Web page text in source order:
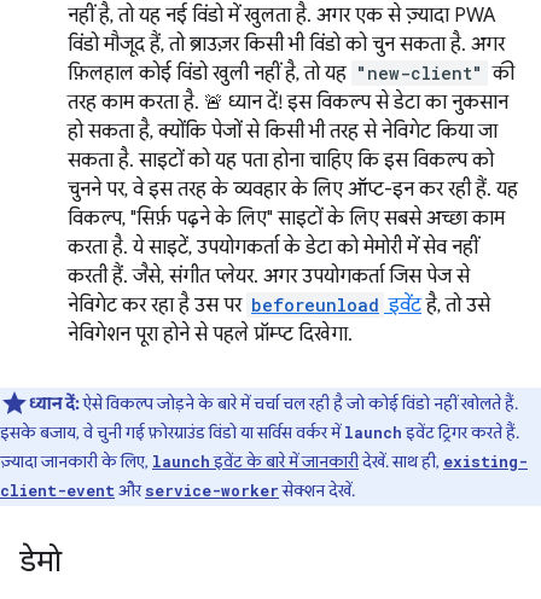
नहीं है, तो यह नई विंडो में खुलता है. अगर एक से ज़्यादा PWA
विंडो मौजूद हैं, तो ब्राउज़र किसी भी विंडो को चुन सकता है. अगर
फ़िलहाल कोई विंडो खुली नहीं है, तो यह "new-client" की
तरह काम करता है. 🚨 ध्यान दें! इस विकल्प से डेटा का नुकसान
हो सकता है, क्योंकि पेजों से किसी भी तरह से नेविगेट किया जा
सकता है. साइटों को यह पता होना चाहिए कि इस विकल्प को
चुनने पर, वे इस तरह के व्यवहार के लिए ऑप्ट-इन कर रही हैं. यह
विकल्प, "सिर्फ़ पढ़ने के लिए" साइटों के लिए सबसे अच्छा काम
करता है. ये साइटें, उपयोगकर्ता के डेटा को मेमोरी में सेव नहीं
करती हैं. जैसे, संगीत प्लेयर. अगर उपयोगकर्ता जिस पेज से
नेविगेट कर रहा है उस पर beforeunload इवेंटहै, तो उसे
नेविगेशन पूरा होने से पहले प्रॉम्प्ट दिखेगा.
ध्यान दें:ऐसे विकल्प जोड़ने के बारे में चर्चा चल रही है जो कोई विंडो नहीं खोलते हैं.
इसके बजाय, वे चुनी गई फ़ोरग्राउंड विंडो या सर्विस वर्कर मेंlaunchइवेंट ट्रिगर करते हैं.
ज़्यादा जानकारी के लिए, launchइवेंट के बारे में जानकारीदेखें. साथ ही, existing-
client-event औरservice-workerसेक्शन देखें.
डेमो